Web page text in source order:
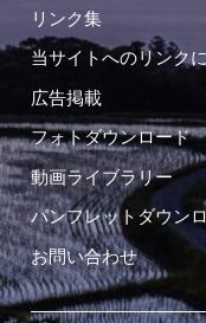
リンク集
当サイトへのリンク
広告掲載
フォトダウンロード
動画ライブラリー
パンフレットダウン
お問い合わせ